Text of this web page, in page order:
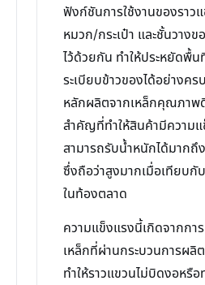
ฟังก์ชันการใช้งานของราว
หมวก/กระเป๋า และชั้นวางข
ไว้ด้วยกัน ทำให้ประหยัดพื้น
ระเบียบข้าวของได้อย่างคร
หลักผลิตจากเหล็กคุณภาพ
สำคัญที่ทำให้สินค้ามีความ
สามารถรับน้ำหนักได้มากถึ
ซึ่งถือว่าสูงมากเมื่อเทียบกั
ในท้องตลาด
ความแข็งแรงนี้เกิดจากกา
เหล็กที่ผ่านกระบวนการผลิ
ทำให้ราวแขวนไม่บิดงอหรื